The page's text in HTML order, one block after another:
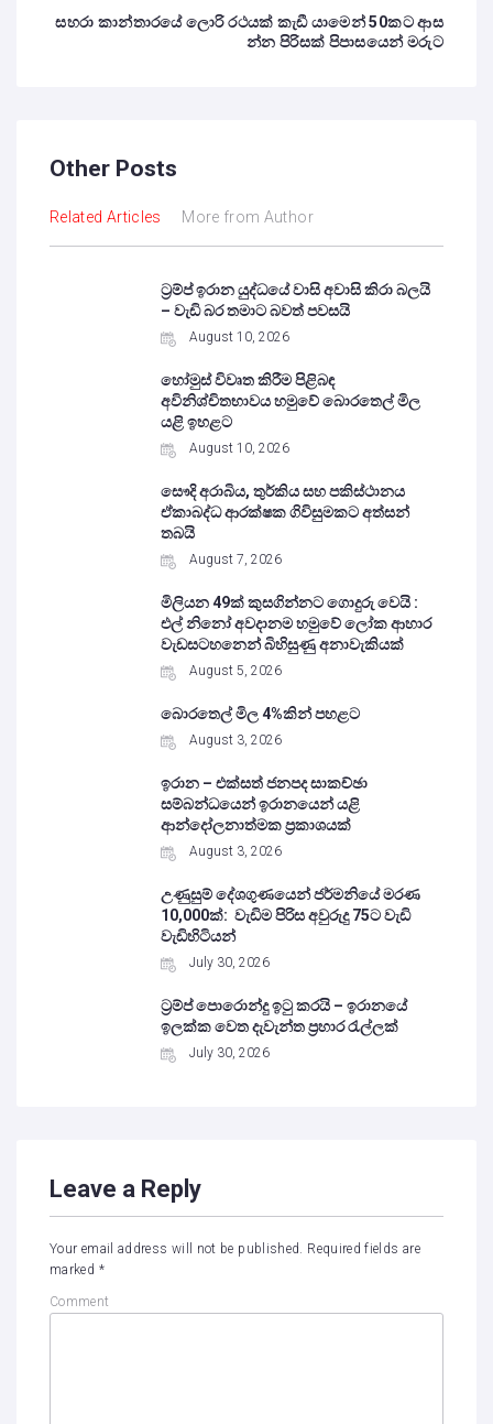
සහරා කාන්තාරයේ ලොරි රථයක් කැඩී යාමෙන් 50කට ආස
න්න පිරිසක් පිපාසයෙන් මරුට
Other Posts
Related Articles More from Author
ට්‍රම්ප් ඉරාන යුද්ධයේ වාසි අවාසි කිරා බලයි
– වැඩි බර තමාට බවත් පවසයි
August 10, 2026
හෝමුස් විවෘත කිරීම පිළිබඳ
අවිනිශ්චිතභාවය හමුවේ බොරතෙල් මිල
යළි ඉහළට
August 10, 2026
සෞදි අරාබිය, තුර්කිය සහ පකිස්ථානය
ඒකාබද්ධ ආරක්ෂක ගිවිසුමකට අත්සන්
තබයි
August 7, 2026
මිලියන 49ක් කුසගින්නට ගොදුරු වෙයි :
එල් නිනෝ අවදානම හමුවේ ලෝක ආහාර
වැඩසටහනෙන් බිහිසුණු අනාවැකියක්
August 5, 2026
බොරතෙල් මිල 4%කින් පහළට
August 3, 2026
ඉරාන – එක්සත් ජනපද සාකච්ඡා
සම්බන්ධයෙන් ඉරානයෙන් යළි
ආන්දෝලනාත්මක ප්‍රකාශයක්
August 3, 2026
උණුසුම් දේශගුණයෙන් ජර්මනියේ මරණ
10,000ක්: වැඩිම පිරිස අවුරුදු 75ට වැඩි
වැඩිහිටියන්
July 30, 2026
ට්‍රම්ප් පොරොන්දු ඉටු කරයි – ඉරානයේ
ඉලක්ක වෙත දැවැන්ත ප්‍රහාර රැල්ලක්
July 30, 2026
Leave a Reply
Your email address will not be published. Required fields are
marked *
Comment